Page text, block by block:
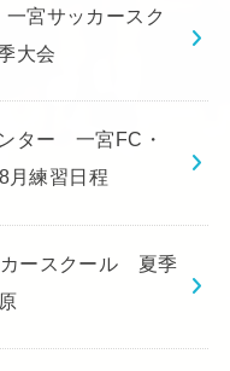
宮サッカースク
大会
ター 一宮FC・
月練習日程
ースクール 夏季